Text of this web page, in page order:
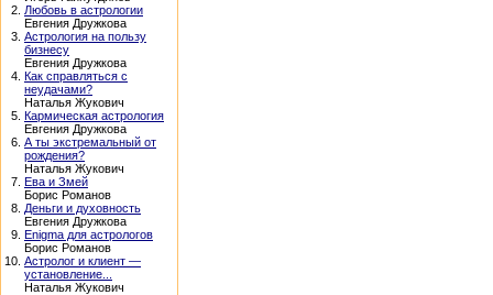
2. Любовь в астрологии
Евгения Дружкова
3. Астрология на пользу
бизнесу
Евгения Дружкова
4. Как справляться с
неудачами?
Наталья Жукович
5. Кармическая астрология
Евгения Дружкова
6. А ты экстремальный от
рождения?
Наталья Жукович
7. Ева и Змей
Борис Романов
8. Деньги и духовность
Евгения Дружкова
9. Enigma для астрологов
Борис Романов
10. Астролог и клиент —
установление...
Наталья Жукович